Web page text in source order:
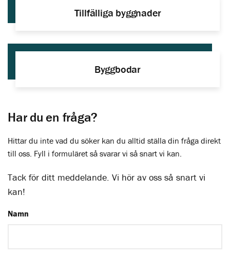
Tillfälliga byggnader
Byggbodar
Har du en fråga?
Hittar du inte vad du söker kan du alltid ställa din fråga direkt
till oss. Fyll i formuläret så svarar vi så snart vi kan.
Tack för ditt meddelande. Vi hör av oss så snart vi
kan!
Namn